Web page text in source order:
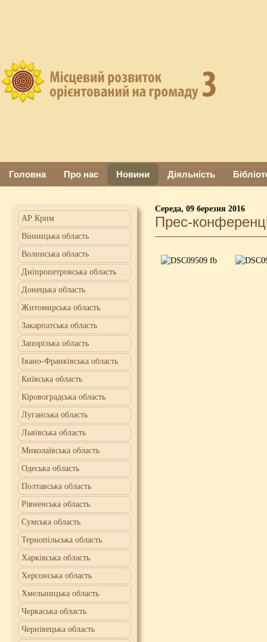
Головна Про нас Новини Діяльність
АР Крим
Вінницька область
Волинська область
Дніпропетровська область
Донецька область
Житомирська область
Закарпатська область
Запорізька область
Івано-Франківська область
Київська область
Кіровоградська область
Луганська область
Львівська область
Миколаївська область
Одеська область
Полтавська область
Рівненська область
Сумська область
Тернопільська область
Харківська область
Херсонська область
Хмельницька область
Черкаська область
Чернівецька область
Середа, 09 березня 2016
Прес-